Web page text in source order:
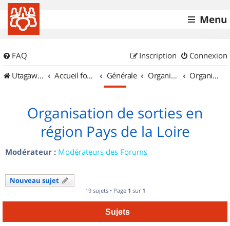
Menu
FAQ Connexion
Inscription
UtagawaVTT (Randos VTT et VTTAE avec traces GPS)
Accueil forum Générale Organisation de sorties & Recherche de partenaires Organisation de sorties en région Pays de la Loire
Organisation de sorties en
région Pays de la Loire
Modérateur : Modérateurs des Forums
Nouveau sujet
19 sujets • Page 1 sur 1
Sujets